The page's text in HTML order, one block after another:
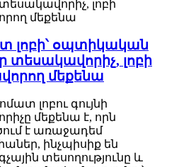
լոբի՝ օպտիկական
տեսակավորիչ, լոբի
մեքենա
լոբու գույնի
մեքենա է, որն
է առաջադեմ
ինչպիսիք են
տեսողությունը և